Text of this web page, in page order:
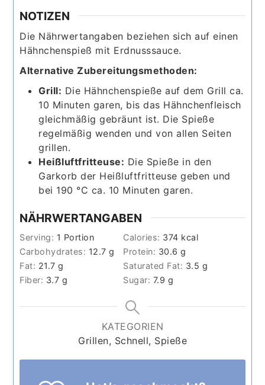
NOTIZEN
Die Nährwertangaben beziehen sich auf einen
Hähnchenspieß mit Erdnusssauce.
Alternative Zubereitungsmethoden:
Grill: Die Hähnchenspieße auf dem Grill ca.
10 Minuten garen, bis das Hähnchenfleisch
gleichmäßig gebräunt ist. Die Spieße
regelmäßig wenden und von allen Seiten
grillen.
Heißluftfritteuse: Die Spieße in den
Garkorb der Heißluftfritteuse geben und
bei 190 °C ca. 10 Minuten garen.
NÄHRWERTANGABEN
Serving: 1 Portion Calories: 374 kcal
Carbohydrates: 12.7 g Protein: 30.6 g
Fat: 21.7 g Saturated Fat: 3.5 g
Fiber: 3.7 g Sugar: 7.9 g
KATEGORIEN
Grillen, Schnell, Spieße